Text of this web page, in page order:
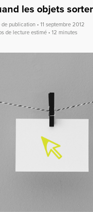
les objets
de publication • 11 septembre 2012
de lecture estimé • 12 minutes